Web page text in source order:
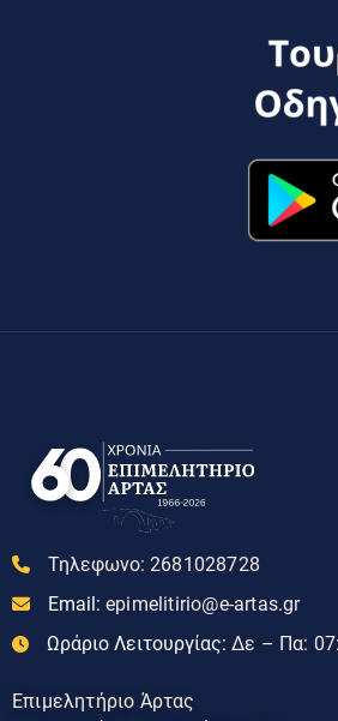
Τηλεφωνο: 2681028728
Email: epimelitirio@e-artas.gr
Ωράριο Λειτουργίας: Δε – Πα:
Επιμελητήριο Άρτας